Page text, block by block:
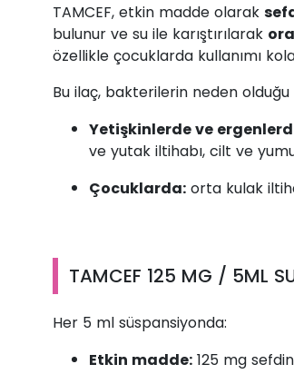
TAMCEF, etkin madde olarak
bulunur ve su ile karıştırılarak
özellikle çocuklarda kullanımı
Bu ilaç, bakterilerin neden olduğu
Yetişkinlerde ve
ve yutak iltihabı, cilt ve
Çocuklarda: orta kulak
TAMCEF 125 MG / 5ML
Her 5 ml süspansiyonda:
Etkin madde: 125 mg